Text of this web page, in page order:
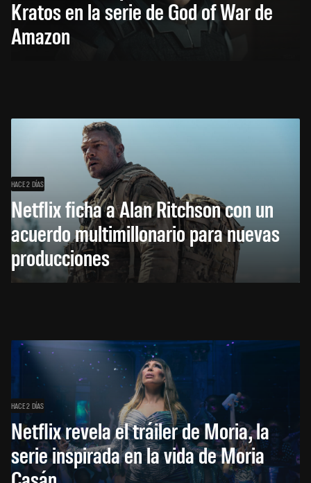
Kratos en la serie de God of War de
Amazon
HACE 2 DÍAS
Netflix ficha a Alan Ritchson con un
acuerdo multimillonario para nuevas
producciones
HACE 2 DÍAS
Netflix revela el tráiler de Moria, la
serie inspirada en la vida de Moria